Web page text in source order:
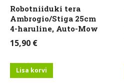
Robotniiduki tera
Ambrogio/Stiga 25cm
4-haruline, Auto-Mow
15,90 €
Lisa korvi